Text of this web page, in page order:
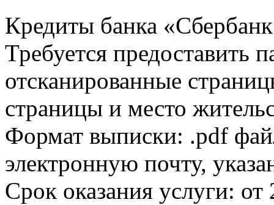
Кредиты банка
Требуется предоставить
отсканированные
страницы и место
Формат выписки: .pdf
электронную почту,
Срок оказания услуги: от